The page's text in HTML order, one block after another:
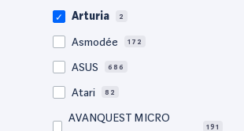
Arturia 2
Asmodée 172
ASUS 686
Atari 82
AVANQUEST MICRO
191